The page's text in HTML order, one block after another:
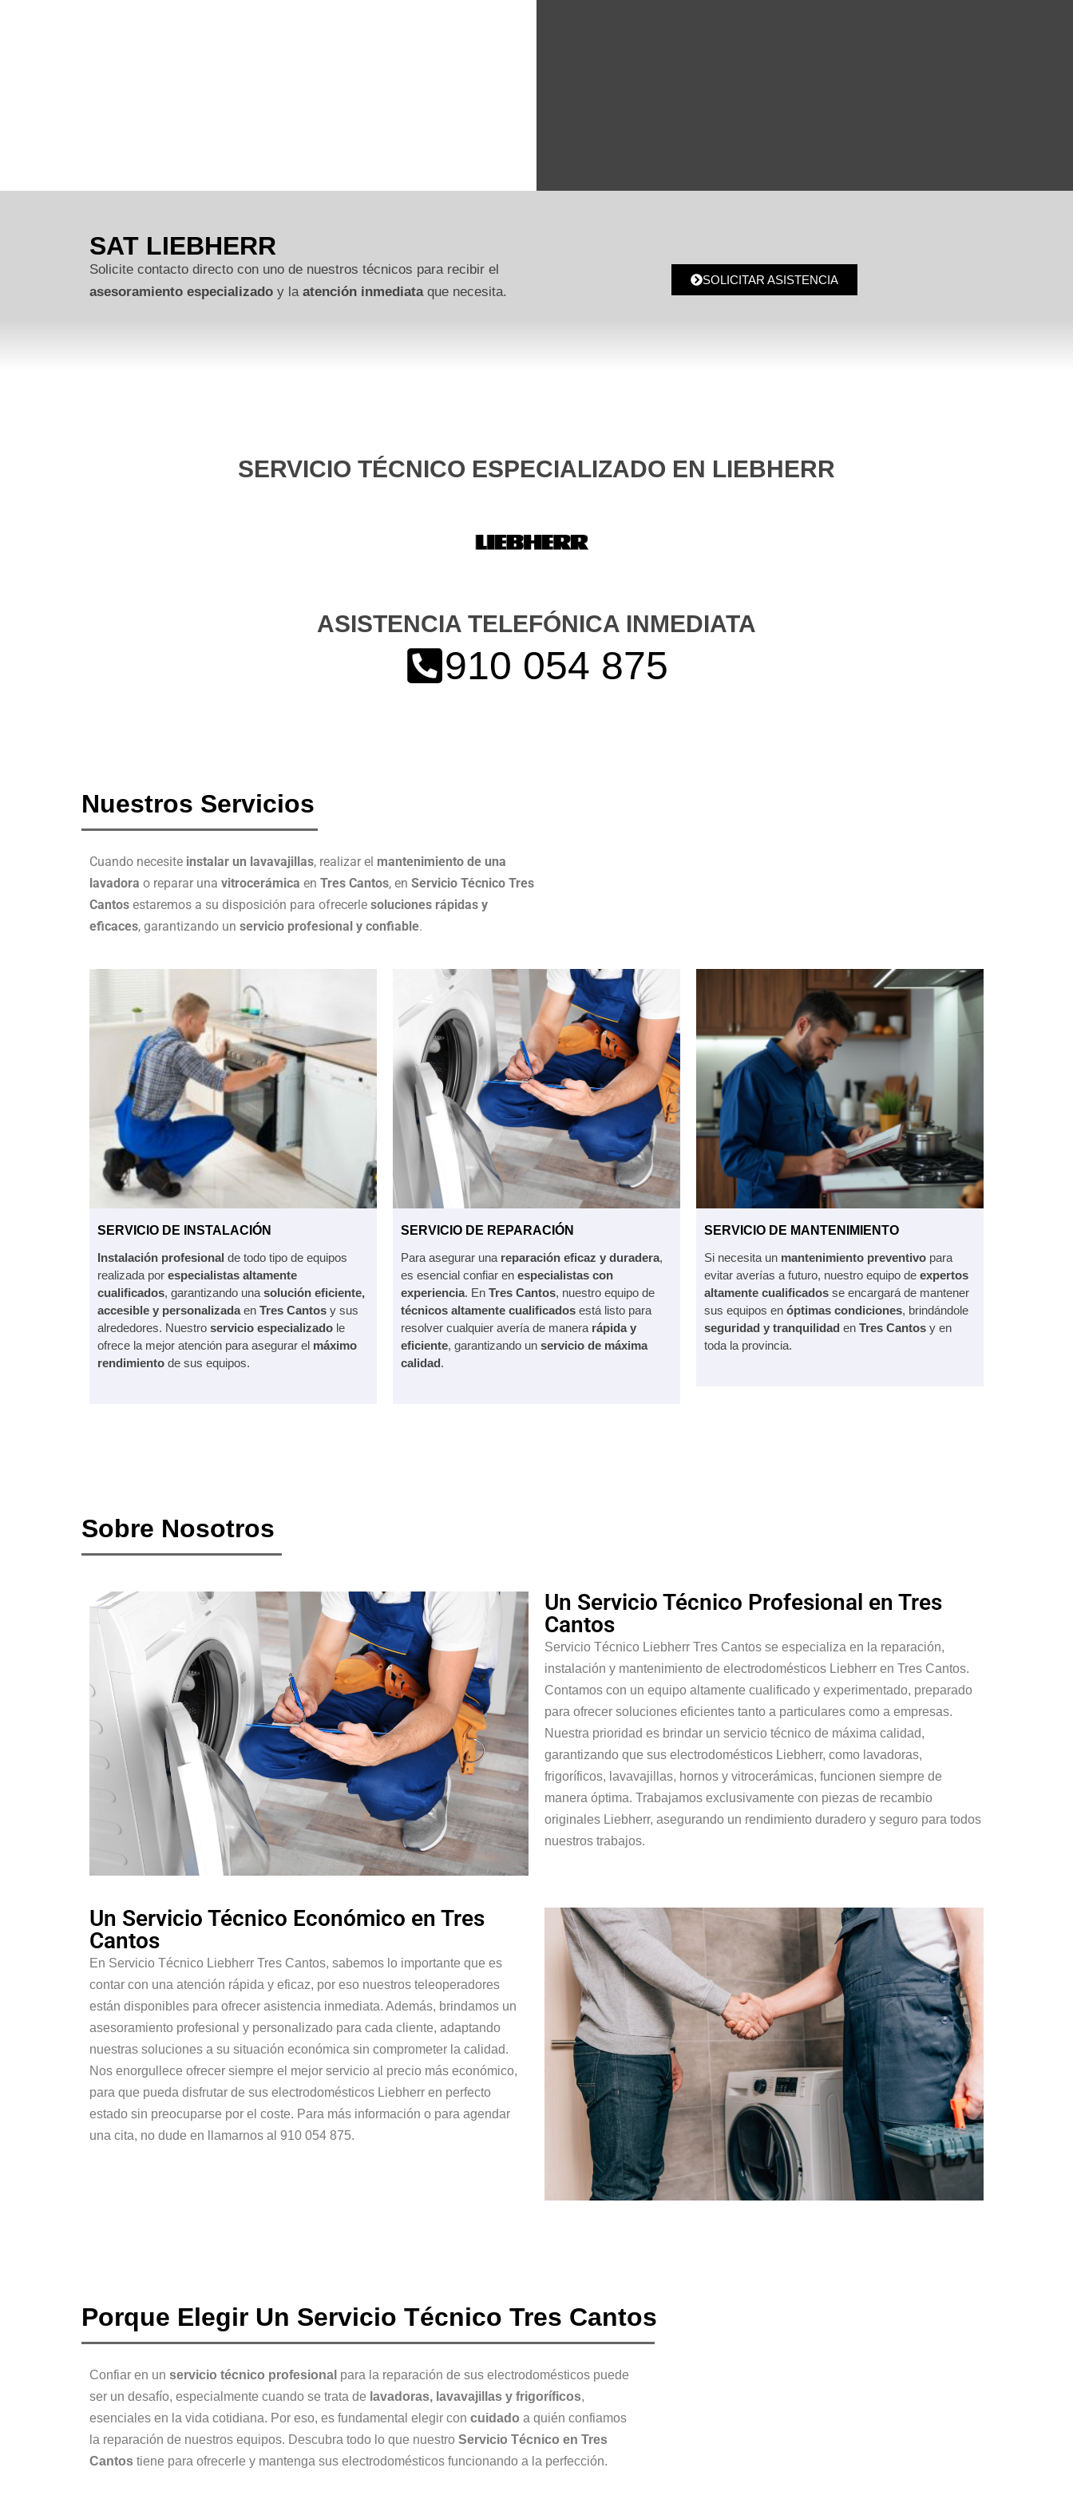
SAT LIEBHERR
Solicite contacto directo con uno de nuestros técnicos para recibir el
asesoramiento especializado y la atención inmediataque necesita.
SOLICITAR ASISTENCIA
SERVICIO TÉCNICO ESPECIALIZADO EN LIEBHERR
ASISTENCIA TELEFÓNICA INMEDIATA
910 054 875
Nuestros Servicios
Cuando necesite instalar un lavavajillas, realizar el mantenimiento de una
lavadora o reparar una vitrocerámica en Tres Cantos, en Servicio Técnico Tres
Cantos estaremos a su disposición para ofrecerle soluciones rápidas y
eficaces, garantizando un servicio profesional y confiable.
SERVICIO DE INSTALACIÓN
Instalación profesional de todo tipo de equipos
realizada por especialistas altamente
cualificados, garantizando una solución eficiente,
accesible y personalizadaen Tres Cantos y sus
alrededores. Nuestro servicio especializado le
ofrece la mejor atención para asegurar el máximo
rendimiento de sus equipos.
SERVICIO DE REPARACIÓN
Para asegurar una reparación eficaz y duradera,
es esencial confiar en especialistas con
experiencia. En Tres Cantos, nuestro equipo de
técnicos altamente cualificados está listo para
resolver cualquier avería de manera rápida y
eficiente, garantizando un servicio de máxima
calidad.
SERVICIO DE MANTENIMIENTO
Si necesita un mantenimiento preventivo para
evitar averías a futuro, nuestro equipo de expertos
altamente cualificados se encargará de mantener
sus equipos en óptimas condiciones, brindándole
seguridad y tranquilidad en Tres Cantos y en
toda la provincia.
Sobre Nosotros
Un Servicio Técnico Profesional en Tres
Cantos
Servicio Técnico Liebherr Tres Cantos se especializa en la reparación,
instalación y mantenimiento de electrodomésticos Liebherr en Tres Cantos.
Contamos con un equipo altamente cualificado y experimentado, preparado
para ofrecer soluciones eficientes tanto a particulares como a empresas.
Nuestra prioridad es brindar un servicio técnico de máxima calidad,
garantizando que sus electrodomésticos Liebherr, como lavadoras,
frigoríficos, lavavajillas, hornos y vitrocerámicas, funcionen siempre de
manera óptima. Trabajamos exclusivamente con piezas de recambio
originales Liebherr, asegurando un rendimiento duradero y seguro para todos
nuestros trabajos.
Un Servicio Técnico Económico en Tres
Cantos
En Servicio Técnico Liebherr Tres Cantos, sabemos lo importante que es
contar con una atención rápida y eficaz, por eso nuestros teleoperadores
están disponibles para ofrecer asistencia inmediata. Además, brindamos un
asesoramiento profesional y personalizado para cada cliente, adaptando
nuestras soluciones a su situación económica sin comprometer la calidad.
Nos enorgullece ofrecer siempre el mejor servicio al precio más económico,
para que pueda disfrutar de sus electrodomésticos Liebherr en perfecto
estado sin preocuparse por el coste. Para más información o para agendar
una cita, no dude en llamarnos al 910 054 875.
Porque Elegir Un Servicio Técnico Tres Cantos
Confiar en un servicio técnico profesional para la reparación de sus electrodomésticos puede
ser un desafío, especialmente cuando se trata de lavadoras, lavavajillas y frigoríficos,
esenciales en la vida cotidiana. Por eso, es fundamental elegir con cuidado a quién confiamos
la reparación de nuestros equipos. Descubra todo lo que nuestro Servicio Técnico en Tres
Cantos tiene para ofrecerle y mantenga sus electrodomésticos funcionando a la perfección.